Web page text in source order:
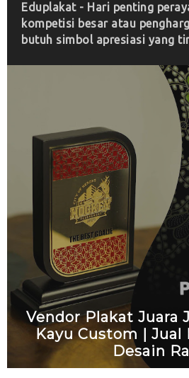
Vendor Plakat Juara
Kayu Custom | Jual
Desain
Eduplakat - Hari penting
kompetisi besar atau
butuh simbol apresiasi yang